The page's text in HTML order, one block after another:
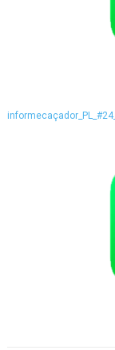
informecaçador_PL_#24_